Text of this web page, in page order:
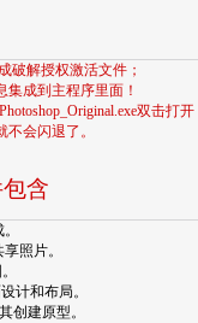
破解授权激活文件；
集成到主程序里面！
双击打开
不会闪退了。
含
照片。
计和布局。
创建原型。